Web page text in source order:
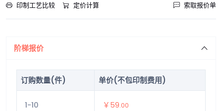
印制工艺比较 定价计算 索取报价单
阶梯报价
订购数量(件) 单价(不包印制费用)
1-10 ￥59.00